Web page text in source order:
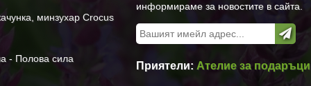
минзухар Crocus
- Полова сила
информираме за новостите в сайта.
Приятели: Ателие за подаръци